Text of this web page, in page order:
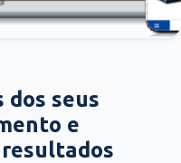
dos seus
e